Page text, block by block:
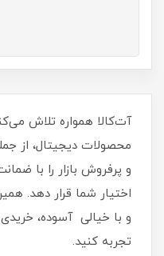
آت‌کالا همواره تلاش
محصولات دیجیتال، از
و پرفروش بازار را با
اختیار شما قرار دهد.
و با خیالی آسوده،
تجربه کنید.